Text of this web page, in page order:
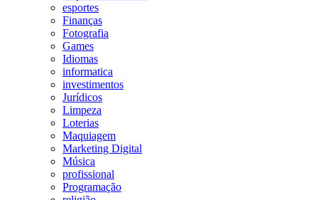
esportes
Finanças
Fotografia
Games
Idiomas
informatica
investimentos
Jurídicos
Limpeza
Loterias
Maquiagem
Marketing Digital
Música
profissional
Programação